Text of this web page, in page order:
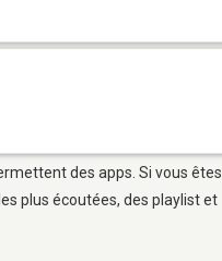
des apps. Si vous êtes
plus écoutées, des playlist et